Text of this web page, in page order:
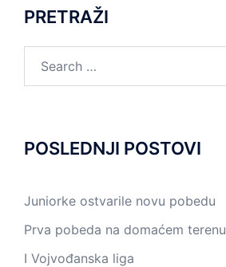
PRETRAŽI
POSLEDNJI POSTOVI
Juniorke ostvarile novu pobedu
Prva pobeda na domaćem terenu
I Vojvođanska liga